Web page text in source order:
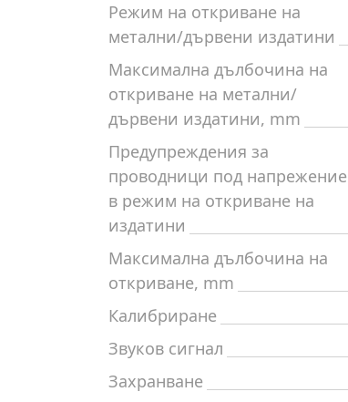
Режим на откриване на
метални/дървени издатини
Максимална дълбочина на
откриване на метални/
дървени издатини, mm
Предупреждения за
проводници под напрежение
в режим на откриване на
издатини
Максимална дълбочина на
откриване, mm
Калибриране
Звуков сигнал
Захранване